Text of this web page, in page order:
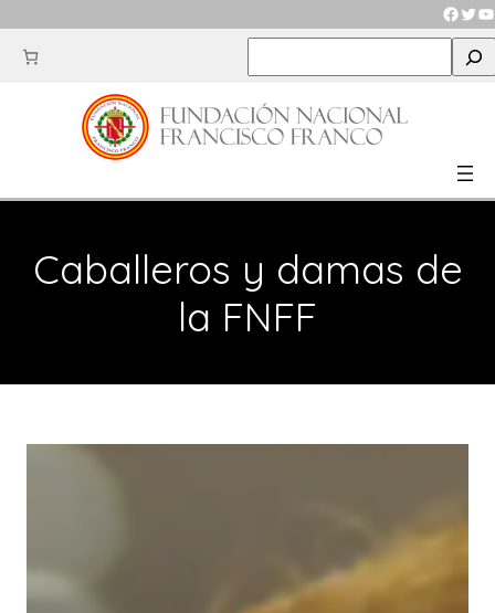
al
contenido
e
r
c
Caballeros y damas de
la FNFF